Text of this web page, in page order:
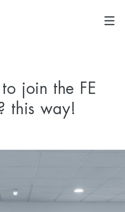
join the FE
this way!